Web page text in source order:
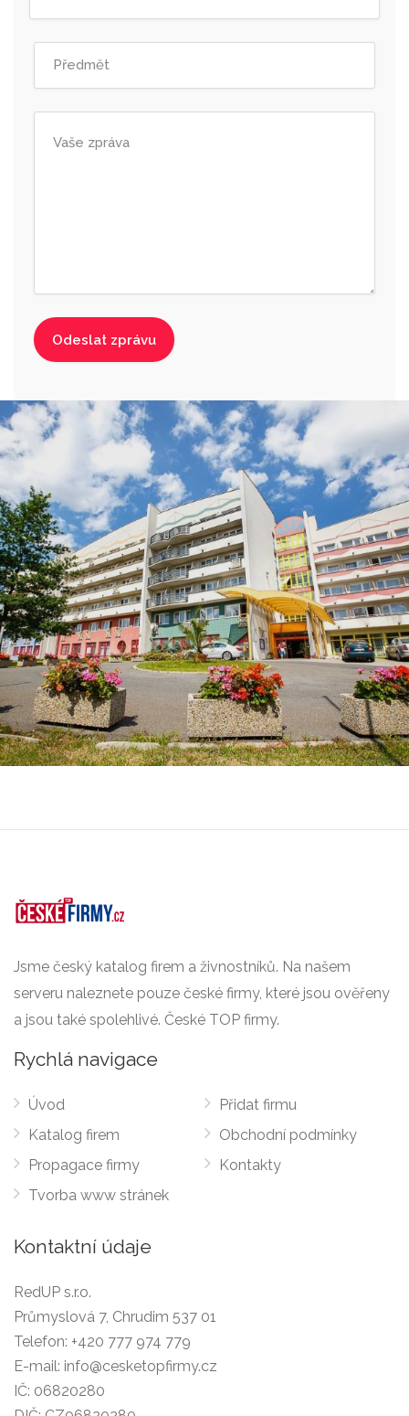
Jsme český katalog firem a živnostníků. Na našem
serveru naleznete pouze české firmy, které jsou ověřeny
a jsou také spolehlivé. České TOP firmy.
Rychlá navigace
Úvod
Katalog firem
Propagace firmy
Tvorba www stránek
Přidat firmu
Obchodní podmínky
Kontakty
Kontaktní údaje
RedUP s.r.o.
Průmyslová 7, Chrudim 537 01
Telefon: +420 777 974 779
E-mail: info@cesketopfirmy.cz
IČ: 06820280